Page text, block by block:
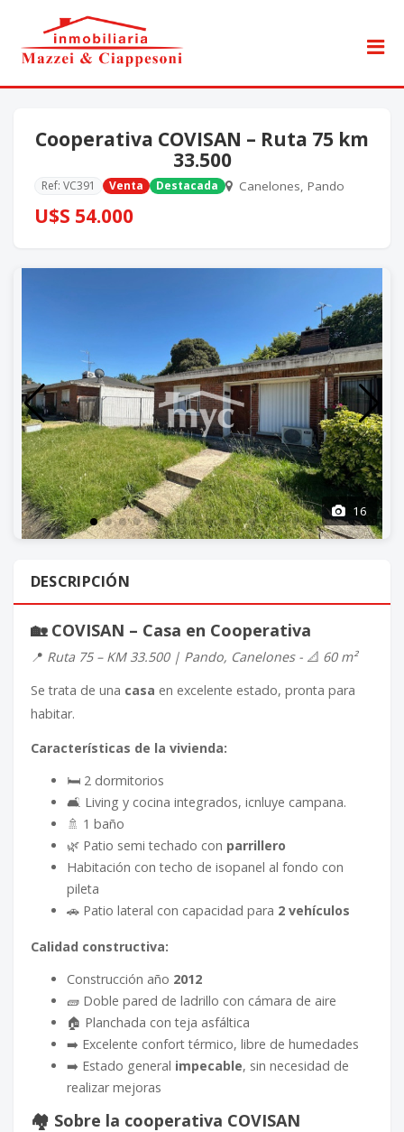
Cooperativa COVISAN – Ruta 75 km
33.500
Ref: VC391 Venta Destacada Canelones, Pando
U$S 54.000
16
DESCRIPCIÓN
🏡 COVISAN – Casa en Cooperativa
📍 Ruta 75 – KM 33.500 | Pando, Canelones - 📐 60 m²
Se trata de una casa en excelente estado, pronta para
habitar.
Características de la vivienda:
🛏️ 2 dormitorios
🛋️ Living y cocina integrados, icnluye campana.
🚿 1 baño
🌿 Patio semi techado con parrillero
Habitación con techo de isopanel al fondo con
pileta
🚗 Patio lateral con capacidad para 2 vehículos
Calidad constructiva:
Construcción año 2012
🧱 Doble pared de ladrillo con cámara de aire
🏠 Planchada con teja asfáltica
➡️ Excelente confort térmico, libre de humedades
➡️ Estado general impecable, sin necesidad de
realizar mejoras
🏘️ Sobre la cooperativa COVISAN